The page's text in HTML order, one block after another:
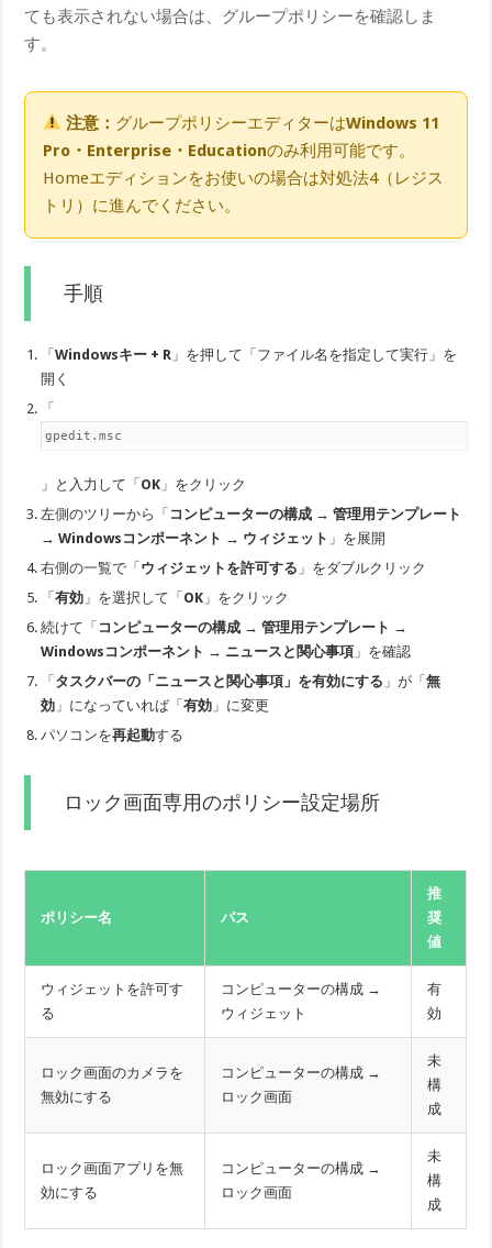
ても表示されない場合は、グループポリシーを確認しま
す。
注意： グループポリシーエディターはWindows 11
Pro・Enterprise・Educationのみ利用可能です。
Homeエディションをお使いの場合は対処法4（レジス
トリ）に進んでください。
手順
「Windowsキー + R 」を押して「ファイル名を指定して実行」を
開く
「
gpedit.msc
」と入力して「OK 」をクリック
左側のツリーから「 コンピューターの構成 → 管理用テンプレート
→ Windowsコンポーネント → ウィジェット 」を展開
右側の一覧で「ウィジェットを許可する 」をダブルクリック
「有効 」を選択して「OK 」をクリック
続けて「 コンピューターの構成 → 管理用テンプレート →
Windowsコンポーネント → ニュースと関心事項 」を確認
「タスクバーの「ニュースと関心事項」を有効にする 」が「無
効 」になっていれば「有効 」に変更
パソコンを再起動する
ロック画面専用のポリシー設定場所
ポリシー名 パス
推
奨
値
ウィジェットを許可す
る
コンピューターの構成 →
ウィジェット
有
効
ロック画面のカメラを
無効にする
コンピューターの構成 →
ロック画面
未
構
成
ロック画面アプリを無
効にする
コンピューターの構成 →
ロック画面
未
構
成